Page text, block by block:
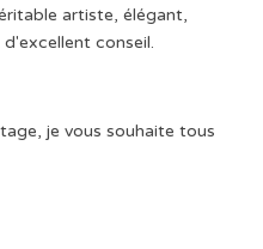
artiste, élégant,
conseil.
je vous souhaite tous